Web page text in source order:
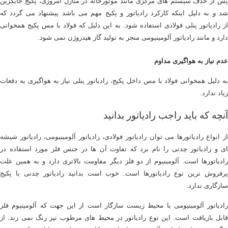
شد و به دلیل اینکه کارکرد رادیاتور و پکیج مهم می باشد پیشنهاد می گردد که
از رادیاتور پنلی فولادی استفاده شود. به این دلیل که فولاد با مس پکیج همخوانی
دارد و مانند رادیاتور آلومینیومی منجر به تولید گاز هیدروژن نمی شود.
عدم نیاز به هواگیری مداوم
به دلیل همخوانی فولاد با مس داخل پکیج، رادیاتور پنلی نیاز به هواگیری به دفعات
زیاد ندارد.
آنچه که باید راجب رادیاتور بدانید
از انواع رادیاتورها می توان رادیاتور فولادی، رادیاتور آلومینیومی، رادیاتور شیشه
ای و رادیاتور چدنی را نام برد که تفاوت آن ها در جنس فلز مورد استفاده در
رادیاتورها است. آلومینیوم از دو فلز دیگر مقاومت بالاتری دارد و به همین علت
پرفروش ترین نوع رادیاتورها است. خوب است بدانید رادیاتور چدنی با پکیج
سازگاری ندارد.
رادیاتور آلومینیومی با محیط زیست سازگار است از این جهت که آلومینیوم فلز
قابل بازیافت است. این نوع رادیاتور در محیط های مرطوب نیز زنگ نمی زند. از